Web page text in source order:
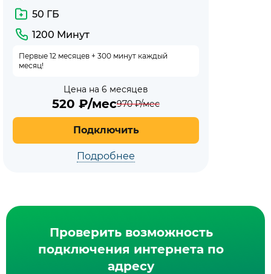
50 ГБ
1200 Минут
Первые 12 месяцев + 300 минут каждый
месяц!
Цена на 6 месяцев
520 ₽/мес970₽/мес
Подключить
Подробнее
Проверить возможность
подключения интернета по
адресу